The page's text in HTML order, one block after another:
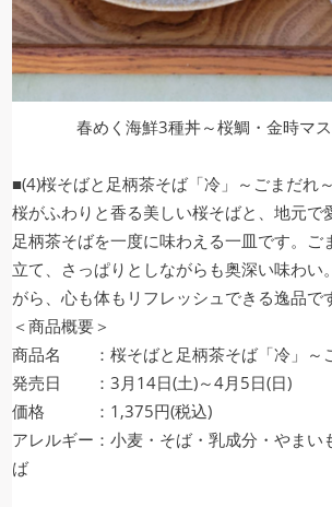
春めく海鮮3種丼～桜鯛・金時マ
■(4)桜そばと足柄茶そば「冷」～ごまだれ～
桜がふわりと香る美しい桜そばと、地元で
足柄茶そばを一度に味わえる一皿です。ご
立て、さっぱりとしながらも奥深い味わい
がら、心も体もリフレッシュできる逸品で
＜商品概要＞
商品名 ：桜そばと足柄茶そば「冷」～
発売日 ：3月14日(土)～4月5日(日)
価格 ：1,375円(税込)
アレルギー：小麦・そば・乳成分・やまい
ば